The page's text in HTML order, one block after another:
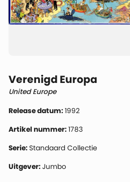
Verenigd Europa
United Europe
Release datum:1992
Artikel nummer:1783
Serie: Standaard Collectie
Uitgever:Jumbo